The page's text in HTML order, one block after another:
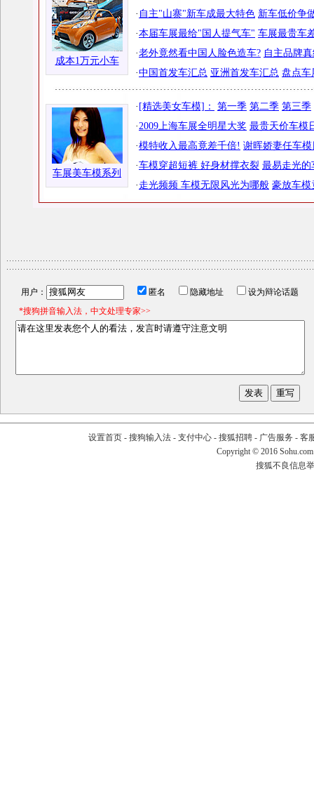
成本1万元小车
· 自主"山寨"新车成最大特色 新车低价争
·本届车展最给"国人提气车" 车展最贵车
·老外竟然看中国人脸色造车? 自主品牌
·中国首发车汇总 亚洲首发车汇总 盘点车
车展美车模系列
· [精选美女车模]： 第一季 第二季 第三季
·2009上海车展全明星大奖 最贵天价车模
·模特收入最高竟差千倍! 谢晖娇妻任车
·车模穿超短裤 好身材撑衣裂 最易走光的
· 走光频频 车模无限风光为哪般 豪放车模
用户： 匿名 隐藏地址
设为辩论话题
*搜狗拼音输入法，中文处理专家>>
设置首页- 搜狗输入法- 支付中心- 搜狐招聘- 广告服务 - 客
Copyright © 2016
搜狐不良信息